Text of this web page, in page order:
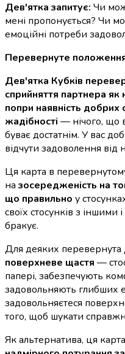
Дев'ятка запитує: Чи
мені пропонується? Чи
емоційні потреби
Перевернуте положення
Дев'ятка Кубків
сприйняття партнера
попри наявність добрих
жадібності — нічого, що
буває достатнім. У вас
відчути задоволення від
Ця карта в
назосередженість на
що правильно у
своїх стосунків з іншими
бракує.
Для деяких перевернута
поверхневе щастя —
папері, забезпечують
задовольняють глибших
задовольняєтеся
того, щоб шукати
Як альтернатива, ця